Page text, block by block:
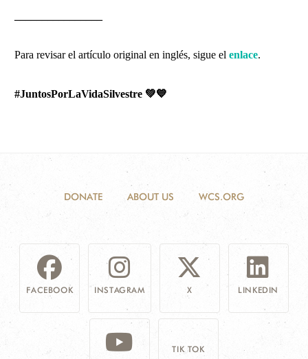
Para revisar el artículo original en inglés, sigue el enlace.
#JuntosPorLaVidaSilvestre 💚💙
DONATE ABOUT US WCS.ORG
FACEBOOK INSTAGRAM X LINKEDIN
TIK TOK